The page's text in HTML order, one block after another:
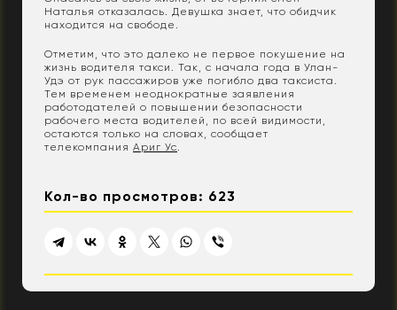
Наталья отказалась. Девушка знает, что обидчик
находится на свободе.
Отметим, что это далеко не первое покушение на
жизнь водителя такси. Так, с начала года в Улан-
Удэ от рук пассажиров уже погибло два таксиста.
Тем временем неоднократные заявления
работодателей о повышении безопасности
рабочего места водителей, по всей видимости,
остаются только на словах, сообщает
телекомпания Ариг Ус.
Кол-во просмотров: 623